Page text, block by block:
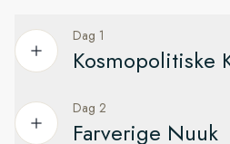
dyrelivet for at beskytte de
samtidig med at vi giver de
ekspeditionsoplevelse.
Dag 1
Kosmopolitiske
B****egynd rejsen i Danmarks
Dag 2
Farverige Nuuk